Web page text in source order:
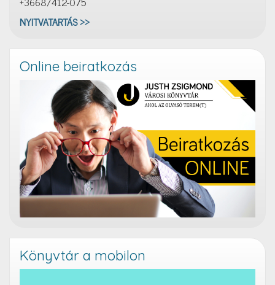
NYITVATARTÁS >>
Online beiratkozás
Könyvtár a mobilon